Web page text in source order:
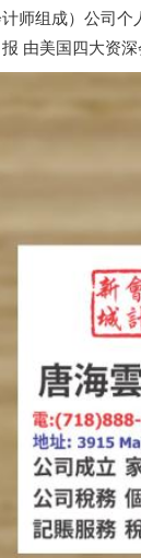
师组成）公司个
由美国四大资